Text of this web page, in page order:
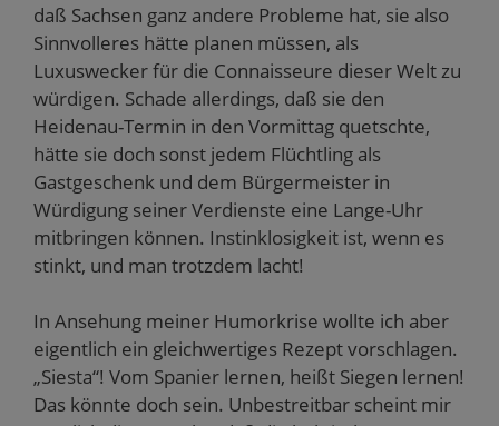
daß Sachsen ganz andere Probleme hat, sie also
Sinnvolleres hätte planen müssen, als
Luxuswecker für die Connaisseure dieser Welt zu
würdigen. Schade allerdings, daß sie den
Heidenau-Termin in den Vormittag quetschte,
hätte sie doch sonst jedem Flüchtling als
Gastgeschenk und dem Bürgermeister in
Würdigung seiner Verdienste eine Lange-Uhr
mitbringen können. Instinklosigkeit ist, wenn es
stinkt, und man trotzdem lacht!
In Ansehung meiner Humorkrise wollte ich aber
eigentlich ein gleichwertiges Rezept vorschlagen.
„Siesta“! Vom Spanier lernen, heißt Siegen lernen!
Das könnte doch sein. Unbestreitbar scheint mir